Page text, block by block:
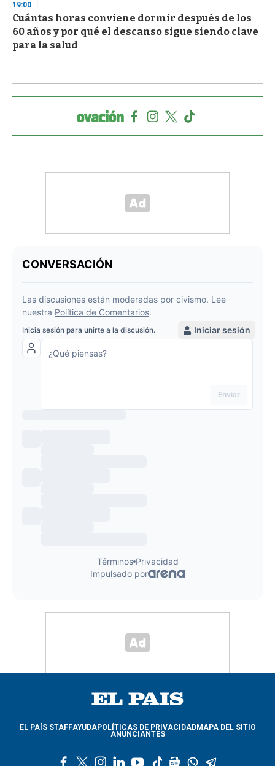
19:00
Cuántas horas conviene dormir después de los
60 años y por qué el descanso sigue siendo clave
para la salud
EL PAÍS STAFFAYUDAPOLÍTICAS DE PRIVACIDADMAPA DEL SITIO
ANUNCIANTES
l y t g w